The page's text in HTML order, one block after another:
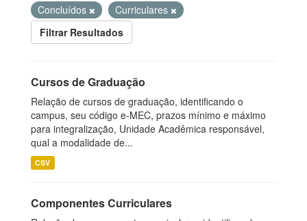
Concluídos
Curriculares
Filtrar Resultados
Cursos de Graduação
Relação de cursos de graduação, identificando o
campus, seu código e-MEC, prazos mínimo e máximo
para integralização, Unidade Acadêmica responsável,
qual a modalidade de...
CSV
Componentes Curriculares